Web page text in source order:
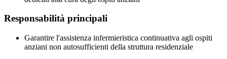
Responsabilità principali
Garantire l'assistenza infermieristica continuativa agli ospiti
anziani non autosufficienti della struttura residenziale